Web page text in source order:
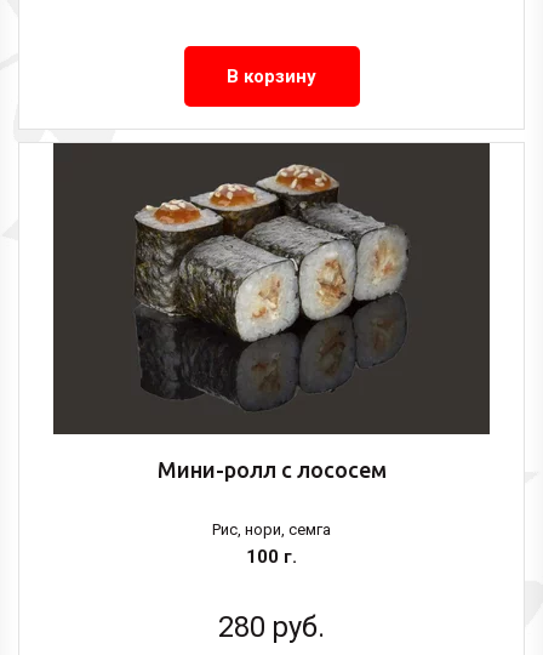
В корзину
Мини-ролл с лососем
Рис, нори, семга
100 г.
280 руб.